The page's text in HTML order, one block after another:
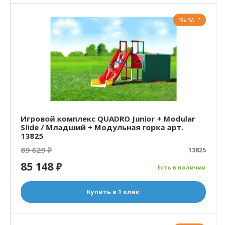
Игровой комплекс QUADRO Junior + Modular
Slide / Младший + Модульная горка арт.
13825
89 629₽ 13825
Есть в наличии
85 148₽
Купить в 1 клик
5% SALE